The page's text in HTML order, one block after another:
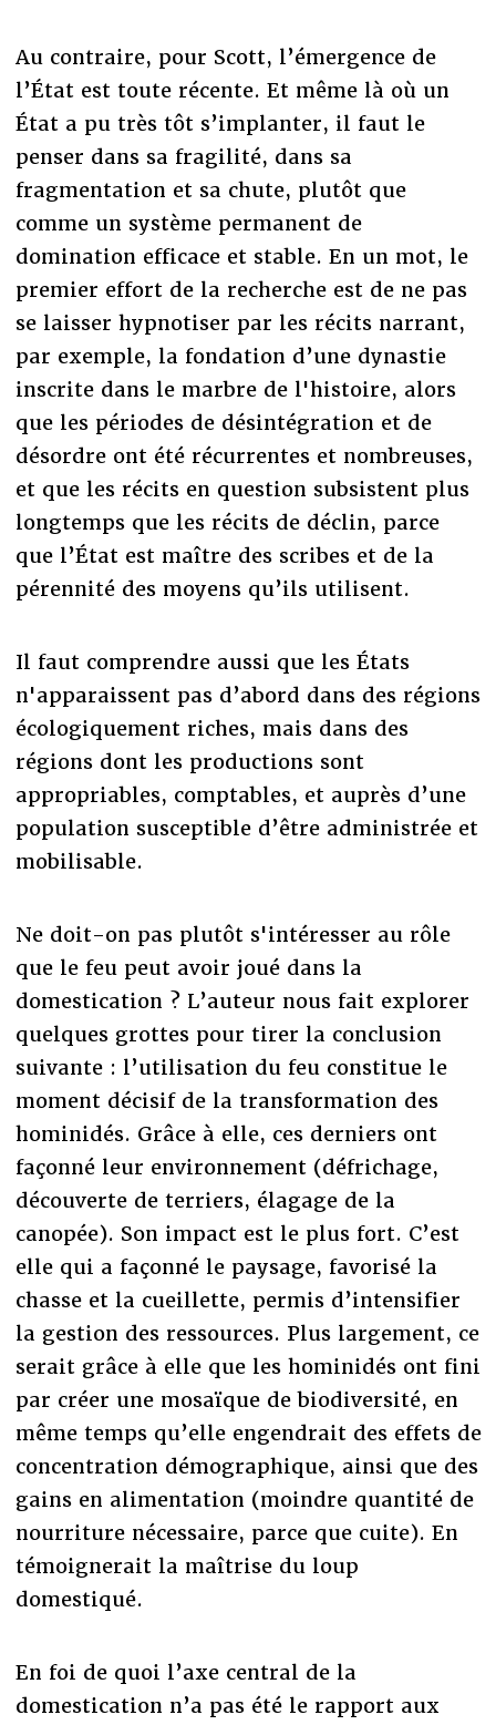
Au contraire, pour Scott, l’émergence de
l’État est toute récente. Et même là où un
État a pu très tôt s’implanter, il faut le
penser dans sa fragilité, dans sa
fragmentation et sa chute, plutôt que
comme un système permanent de
domination efficace et stable. En un mot, le
premier effort de la recherche est de ne pas
se laisser hypnotiser par les récits narrant,
par exemple, la fondation d’une dynastie
inscrite dans le marbre de l'histoire, alors
que les périodes de désintégration et de
désordre ont été récurrentes et nombreuses,
et que les récits en question subsistent plus
longtemps que les récits de déclin, parce
que l’État est maître des scribes et de la
pérennité des moyens qu’ils utilisent.
Il faut comprendre aussi que les États
n'apparaissent pas d’abord dans des régions
écologiquement riches, mais dans des
régions dont les productions sont
appropriables, comptables, et auprès d’une
population susceptible d’être administrée et
mobilisable.
Ne doit-on pas plutôt s'intéresser au rôle
que le feu peut avoir joué dans la
domestication ? L’auteur nous fait explorer
quelques grottes pour tirer la conclusion
suivante : l’utilisation du feu constitue le
moment décisif de la transformation des
hominidés. Grâce à elle, ces derniers ont
façonné leur environnement (défrichage,
découverte de terriers, élagage de la
canopée). Son impact est le plus fort. C’est
elle qui a façonné le paysage, favorisé la
chasse et la cueillette, permis d’intensifier
la gestion des ressources. Plus largement, ce
serait grâce à elle que les hominidés ont fini
par créer une mosaïque de biodiversité, en
même temps qu’elle engendrait des effets de
concentration démographique, ainsi que des
gains en alimentation (moindre quantité de
nourriture nécessaire, parce que cuite). En
témoignerait la maîtrise du loup
domestiqué.
En foi de quoi l’axe central de la
domestication n’a pas été le rapport aux